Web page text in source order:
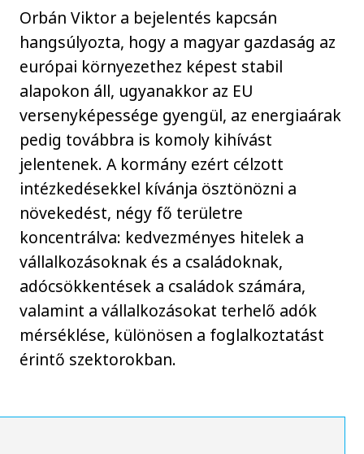
Orbán Viktor a bejelentés kapcsán
hangsúlyozta, hogy a magyar gazdaság az
európai környezethez képest stabil
alapokon áll, ugyanakkor az EU
versenyképessége gyengül, az energiaárak
pedig továbbra is komoly kihívást
jelentenek. A kormány ezért célzott
intézkedésekkel kívánja ösztönözni a
növekedést, négy fő területre
koncentrálva: kedvezményes hitelek a
vállalkozásoknak és a családoknak,
adócsökkentések a családok számára,
valamint a vállalkozásokat terhelő adók
mérséklése, különösen a foglalkoztatást
érintő szektorokban.